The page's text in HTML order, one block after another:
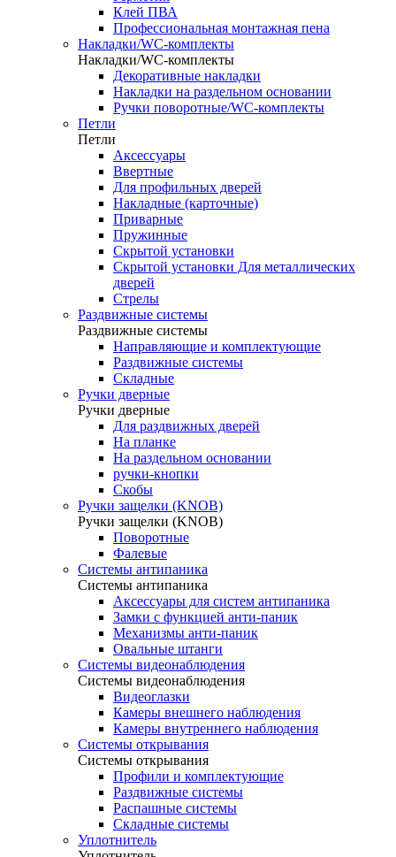
Клей ПВА
Профессиональная монтажная пена
Накладки/WC-комплекты
Накладки/WC-комплекты
Декоративные накладки
Накладки на раздельном основании
Ручки поворотные/WC-комплекты
Петли
Петли
Аксессуары
Ввертные
Для профильных дверей
Накладные (карточные)
Приварные
Пружинные
Скрытой установки
Скрытой установки Для металлических
дверей
Стрелы
Раздвижные системы
Раздвижные системы
Направляющие и комплектующие
Раздвижные системы
Складные
Ручки дверные
Ручки дверные
Для раздвижных дверей
На планке
На раздельном основании
ручки-кнопки
Скобы
Ручки защелки (KNOB)
Ручки защелки (KNOB)
Поворотные
Фалевые
Системы антипаника
Системы антипаника
Аксессуары для систем антипаника
Замки с функцией анти-паник
Механизмы анти-паник
Овальные штанги
Системы видеонаблюдения
Системы видеонаблюдения
Видеоглазки
Камеры внешнего наблюдения
Камеры внутреннего наблюдения
Системы открывания
Системы открывания
Профили и комплектующие
Раздвижные системы
Распашные системы
Складные системы
Уплотнитель